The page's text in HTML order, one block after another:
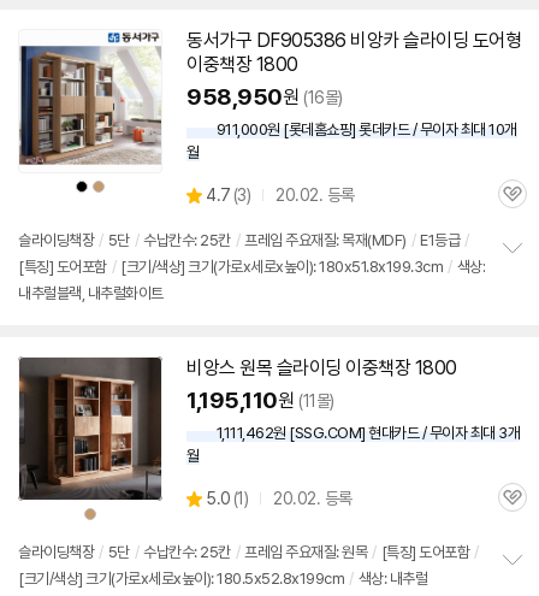
기
상
품
상
품
동서가구 DF905386 비앙카 슬라이딩 도어형
이중책장 1800
958,950원 (16몰)
911,000원 [롯데홈쇼핑] 롯데카드 / 무이자 최대 10개
월
별
점
4.7 (상
리
뷰
3) 20.02. 등록
관
슬라이딩책장 / 5단 / 수납칸수: 25칸 / 프레임 주요재질: 목재(MDF) / E1등급 /
[특징] 도어포함 / [크기/색상] 크기(가로x세로x높이): 180x51.8x199.3cm / 색상:
내추럴블랙, 내추럴화이트
상
품
색
상
비앙스 원목 슬라이딩 이중책장 1800
1,195,110원 (11몰)
1,111,462원 [SSG.COM] 현대카드 / 무이자 최대 3개
월
별
5.0 (상
리
뷰
1) 20.02. 등록
관
슬라이딩책장 / 5단 / 수납칸수: 25칸 / 프레임 주요재질: 원목 / [특징] 도어포함 /
[크기/색상] 크기(가로x세로x높이): 180.5x52.8x199cm / 색상: 내추럴